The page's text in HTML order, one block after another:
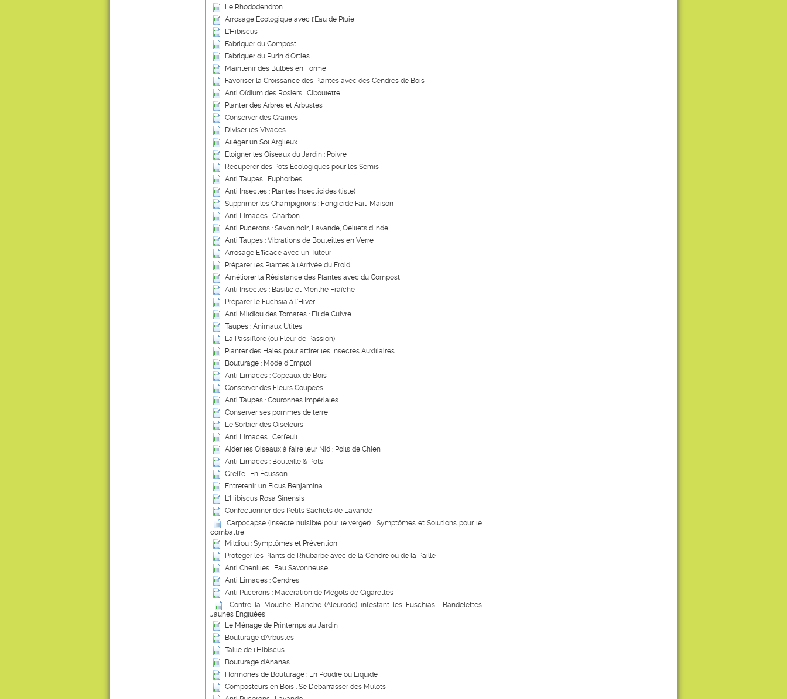
Le Rhododendron
Arrosage Ecologique avec l'Eau de Pluie
L'Hibiscus
Fabriquer du Compost
Fabriquer du Purin d'Orties
Maintenir des Bulbes en Forme
Favoriser la Croissance des Plantes avec des Cendres de Bois
Anti Oïdium des Rosiers : Ciboulette
Planter des Arbres et Arbustes
Conserver des Graines
Diviser les Vivaces
Alléger un Sol Argileux
Eloigner les Oiseaux du Jardin : Poivre
Récupérer des Pots Écologiques pour les Semis
Anti Taupes : Euphorbes
Anti Insectes : Plantes Insecticides (liste)
Supprimer les Champignons : Fongicide Fait-Maison
Anti Limaces : Charbon
Anti Pucerons : Savon noir, Lavande, Oeillets d'Inde
Anti Taupes : Vibrations de Bouteilles en Verre
Arrosage Efficace avec un Tuteur
Préparer les Plantes à l'Arrivée du Froid
Améliorer la Résistance des Plantes avec du Compost
Anti Insectes : Basilic et Menthe Fraîche
Préparer le Fuchsia à l'Hiver
Anti Mildiou des Tomates : Fil de Cuivre
Taupes : Animaux Utiles
La Passiflore (ou Fleur de Passion)
Planter des Haies pour attirer les Insectes Auxiliaires
Bouturage : Mode d'Emploi
Anti Limaces : Copeaux de Bois
Conserver des Fleurs Coupées
Anti Taupes : Couronnes Impériales
Conserver ses pommes de terre
Le Sorbier des Oiseleurs
Anti Limaces : Cerfeuil
Aider les Oiseaux à faire leur Nid : Poils de Chien
Anti Limaces : Bouteille & Pots
Greffe : En Écusson
Entretenir un Ficus Benjamina
L'Hibiscus Rosa Sinensis
Confectionner des Petits Sachets de Lavande
Carpocapse (insecte nuisible pour le verger) : Symptômes et Solutions pour le
combattre
Mildiou : Symptômes et Prévention
Protéger les Plants de Rhubarbe avec de la Cendre ou de la Paille
Anti Chenilles : Eau Savonneuse
Anti Limaces : Cendres
Anti Pucerons : Macération de Mégots de Cigarettes
Contre la Mouche Blanche (Aleurode) infestant les Fuschias : Bandelettes
Jaunes Engluées
Le Ménage de Printemps au Jardin
Bouturage d'Arbustes
Taille de l'Hibiscus
Bouturage d'Ananas
Hormones de Bouturage : En Poudre ou Liquide
Composteurs en Bois : Se Débarrasser des Mulots